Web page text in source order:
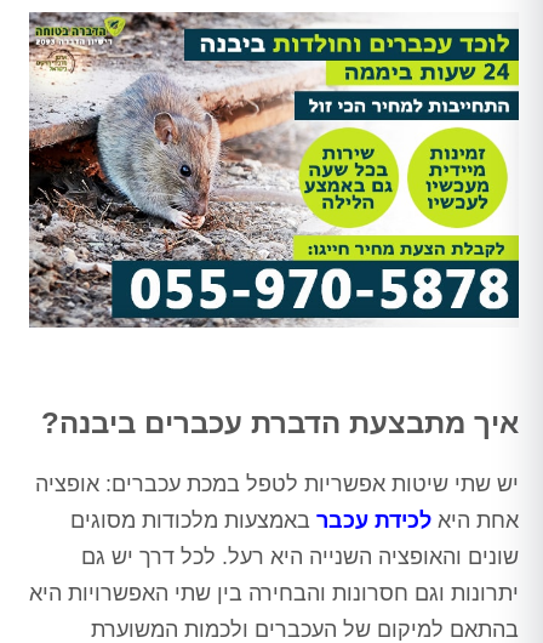
איך מתבצעת הדברת עכברים ביבנה?
יש שתי שיטות אפשריות לטפל במכת עכברים: אופציה
אחת היא לכידת עכבר באמצעות מלכודות מסוגים
שונים והאופציה השנייה היא רעל. לכל דרך יש גם
יתרונות וגם חסרונות והבחירה בין שתי האפשרויות היא
בהתאם למיקום של העכברים ולכמות המשוערת